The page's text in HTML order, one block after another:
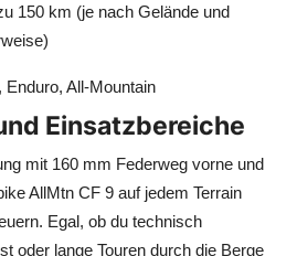
150 km (je nach Gelände und
Enduro, All-Mountain
Einsatzbereiche
mit 160 mm Federweg vorne und
AllMtn CF 9 auf jedem Terrain
Egal, ob du technisch
oder lange Touren durch die Berge